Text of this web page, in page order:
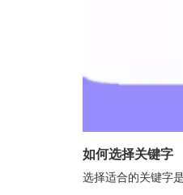
如何选择关键字
选择适合的关键字